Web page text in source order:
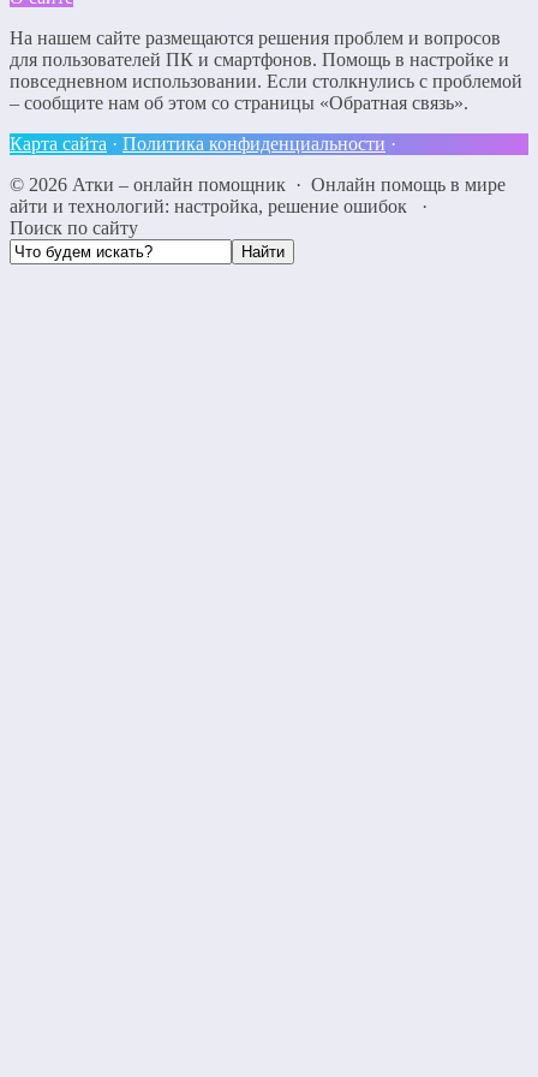
На нашем сайте размещаются решения проблем и вопросов
для пользователей ПК и смартфонов. Помощь в настройке и
повседневном использовании. Если столкнулись с проблемой
– сообщите нам об этом со страницы «Обратная связь».
Карта сайта · Политика конфиденциальности ·
© 2026 Атки – онлайн помощник · Онлайн помощь в мире
айти и технологий: настройка, решение ошибок
·
Поиск по сайту